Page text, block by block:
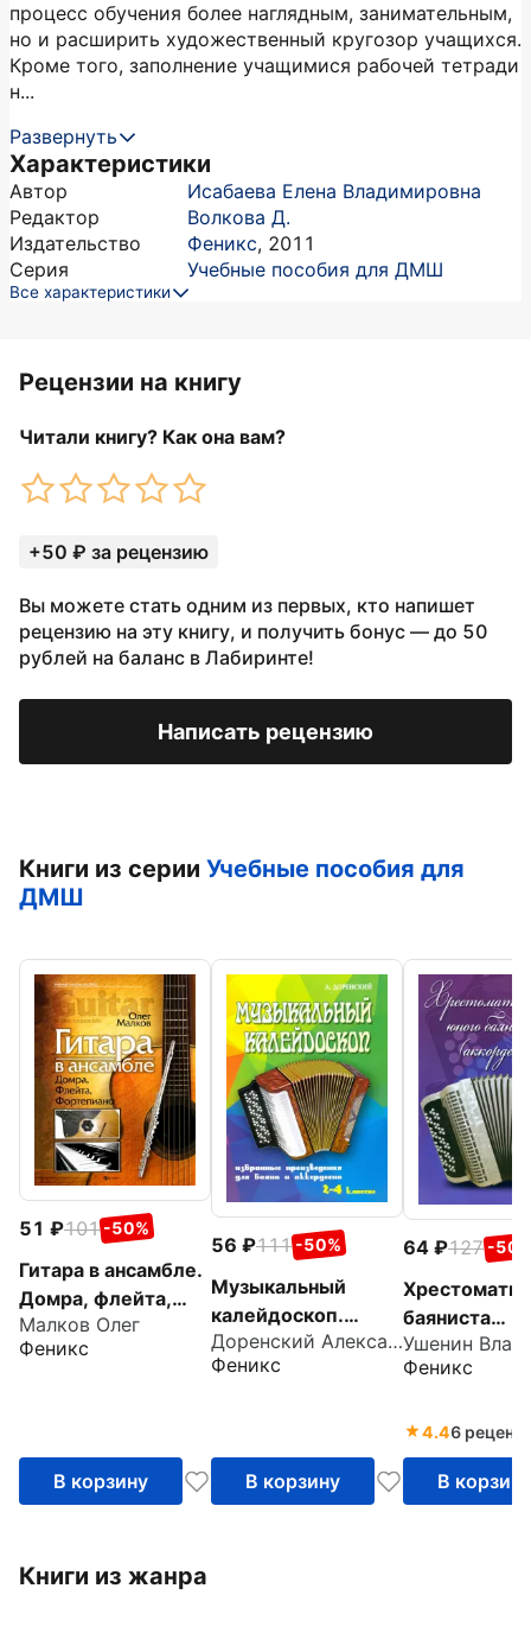
процесс обучения более наглядным, занимательным,
но и расширить художественный кругозор учащихся.
Кроме того, заполнение учащимися рабочей тетради
н...
Развернуть
Характеристики
Автор
Исабаева Елена Владимировна
Редактор
Волкова Д.
Издательство
Феникс, 2011
Серия
Учебные пособия для ДМШ
Все характеристики
Рецензии на книгу
Читали книгу? Как она вам?
+50 ₽ за рецензию
Вы можете стать одним из первых, кто напишет
рецензию на эту книгу, и получить бонус — до 50
рублей на баланс в Лабиринте!
Написать рецензию
Книги из серии Учебные пособия для
ДМШ
51 101 -50%
Гитара в ансамбле.
Домра, флейта,
фортепиано
Малков Олег
Феникс
В корзину
56 111 -50%
Музыкальный
калейдоскоп.
Избранные
произведения для
классы
Доренский Александр Тихонович
Феникс
В корзину
64 127 -
баяниста
класс ДМШ
Феникс
4.46
В корзину
Книги из жанра